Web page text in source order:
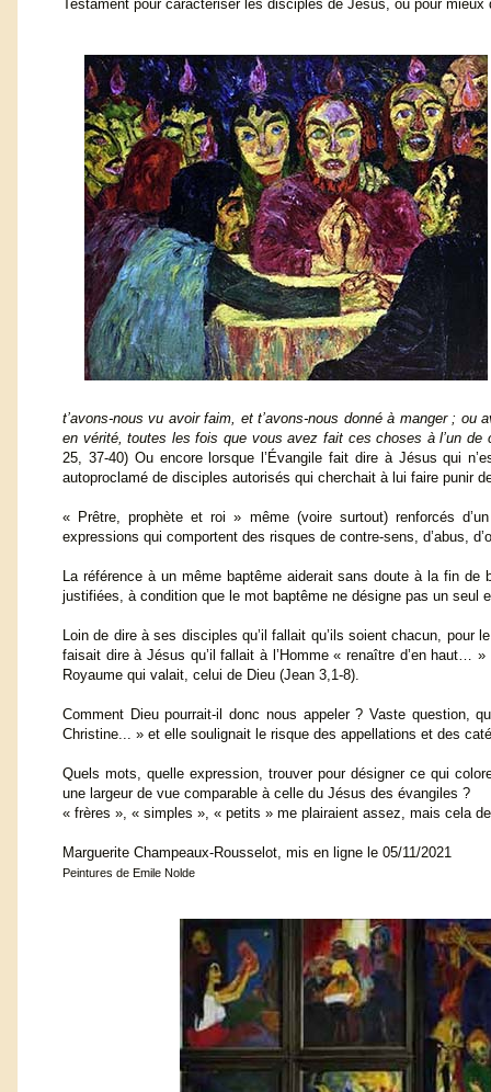
Testament pour caractériser les disciples de Jésus, ou pour
t’avons-nous vu avoir faim, et t’avons-nous donné à manger ;
en vérité, toutes les fois que vous avez fait ces choses à l’un
25, 37-40) Ou encore lorsque l’Évangile fait dire à Jésus qui
autoproclamé de disciples autorisés qui cherchait à lui faire punir
« Prêtre, prophète et roi » même (voire surtout) renforcés
expressions qui comportent des risques de contre-sens, d’abus,
La référence à un même baptême aiderait sans doute à la fin
justifiées, à condition que le mot baptême ne désigne pas un
Loin de dire à ses disciples qu’il fallait qu’ils soient chacun,
faisait dire à Jésus qu’il fallait à l’Homme « renaître d’en
Royaume qui valait, celui de Dieu (Jean 3,1-8).
Comment Dieu pourrait-il donc nous appeler ? Vaste question,
Christine... » et elle soulignait le risque des appellations et des
Quels mots, quelle expression, trouver pour désigner ce qui
une largeur de vue comparable à celle du Jésus des évangiles ?
« frères », « simples », « petits » me plairaient assez, mais cela
Marguerite Champeaux-Rousselot, mis en ligne le 05/11/2021
Peintures de Emile Nolde